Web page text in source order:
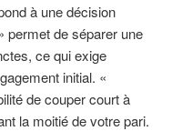
à une décision
permet de séparer une
ce qui exige
initial. «
de couper court à
la moitié de votre pari.